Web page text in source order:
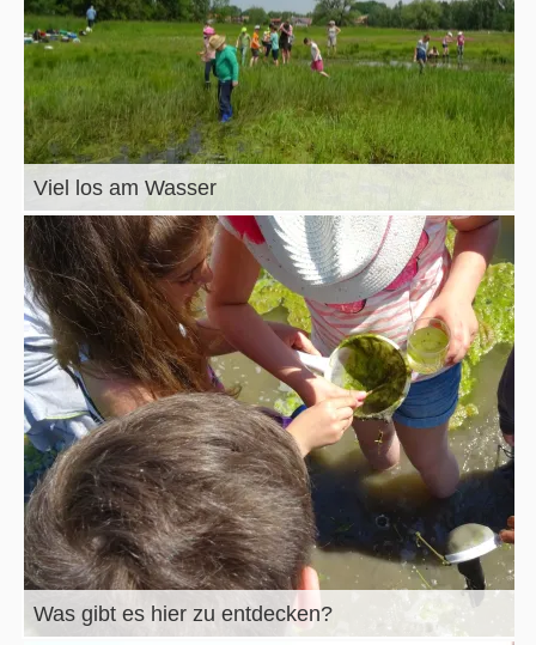
Viel los am Wasser
Was gibt es hier zu entdecken?